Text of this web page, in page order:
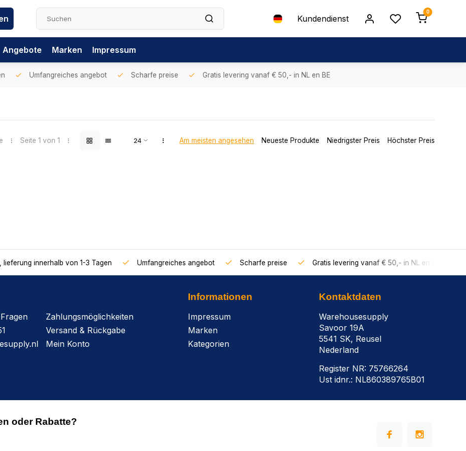
Kundendienst
0
Angebote Marken Impressum
Umfangreiches angebot Scharfe preise Gratis levering vanaf € 50,- in NL en BE
Seite 1 von 1 Am meisten angesehen Neueste Produkte Niedrigster Preis Höchster Preis
lieferung innerhalb von 1-3 Tagen Umfangreiches angebot Scharfe preise Gratis levering vanaf € 50,- in NL en BE
Zahlungsmöglichkeiten
Versand & Rückgabe
Mein Konto
Informationen
Impressum
Marken
Kategorien
Kontaktdaten
Warehousesupply
Savoor 19A
5541 SK, Reusel
Nederland
Register NR: 75766264
Ust idnr.: NL860389765B01
oder Rabatte?